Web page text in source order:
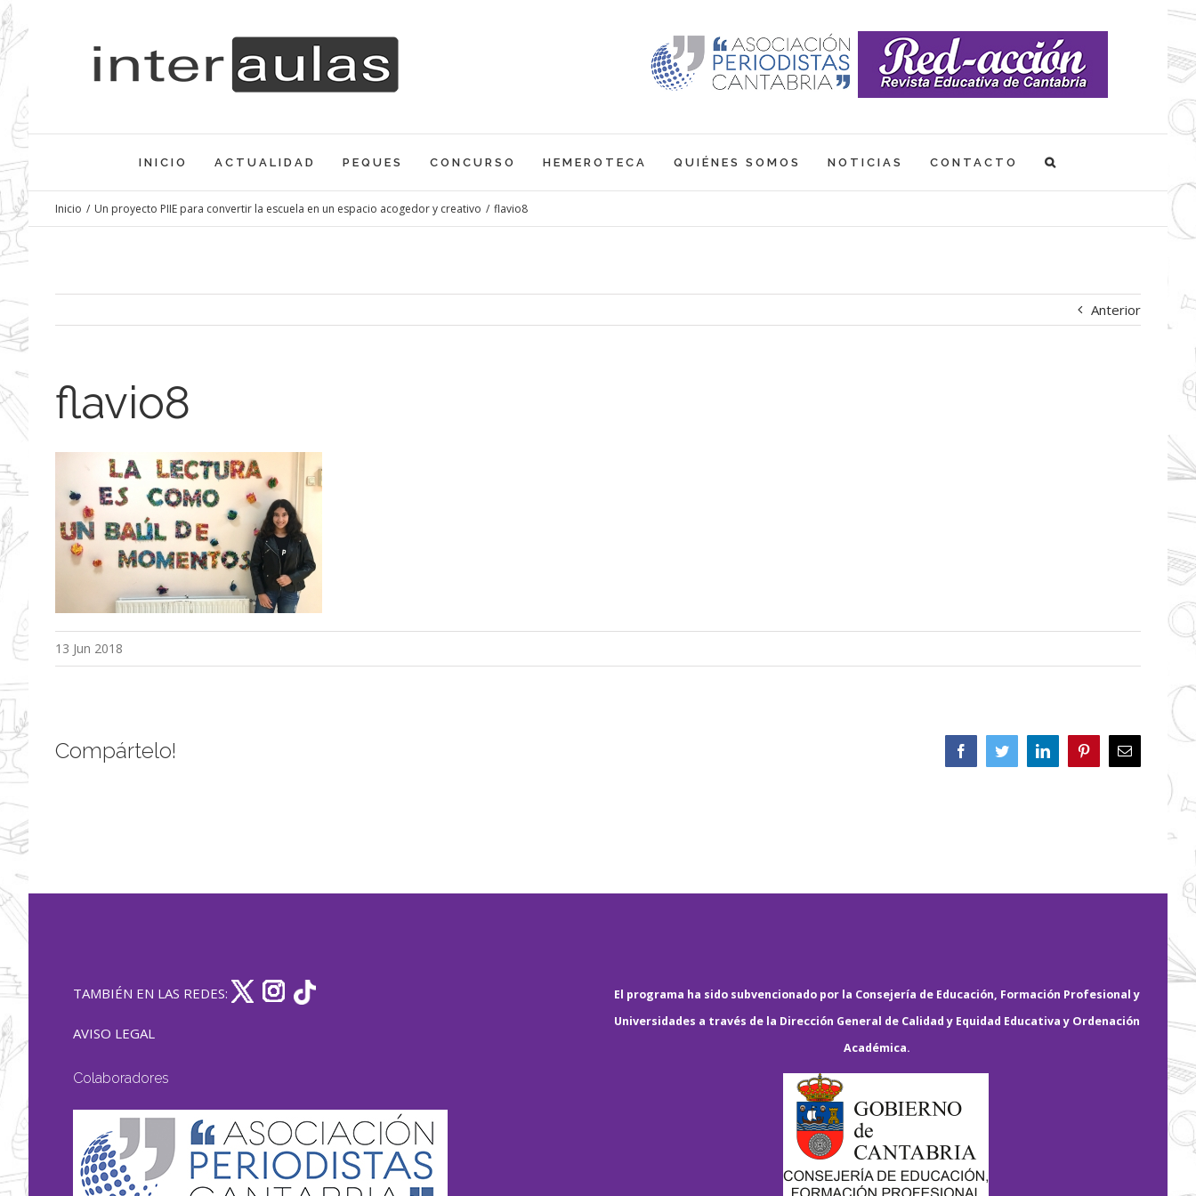
Saltar
al
INICIO ACTUALIDAD PEQUES CONCURSO HEMEROTECA QUIÉNES SOMOS NOTICIAS CONTACTO
Inicio / Un proyecto PIIE para convertir la escuela en un espacio acogedor y creativo / flavio8
Anterior
flavio8
13 Jun 2018
Compártelo! FacebookTwitterLinkedIn PinterestCorreo
electrónico
TAMBIÉN EN LAS REDES:
AVISO LEGAL
Colaboradores
El programa ha sido subvencionado por la Consejería de Educación, Formación Profesional y
Universidades a través de la Dirección General de Calidad y Equidad Educativa y Ordenación
Académica.